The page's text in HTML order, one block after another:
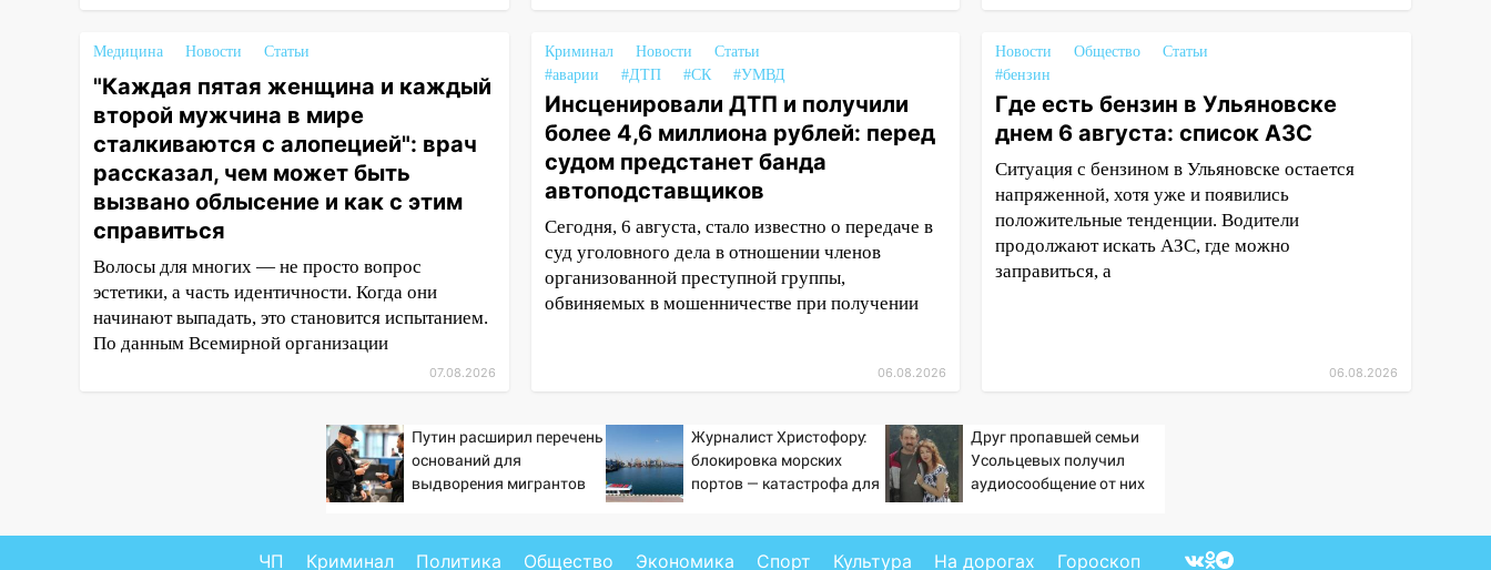
дачный дом и сарай
11:38 В Госдуме предложили
отменить ЕГЭ с 2027 года
11:25 В Ульяновске ИИ будет
выявлять нарушителей на
контейнерных площадках
11:20 Ульяновская
шахматистка Валерия
Клейменова выиграла два
золота в составе сборной мира
11:16
В Ульяновске открыли
В Ульяновске спасатели
ночью нашли потерявшегося в
заброшенных садах 79-летнего
На нескольких улицах
Медицина Новости Статьи
"Каждая пятая женщина и каждый
второй мужчина в мире
сталкиваются с алопецией": врач
рассказал, чем может быть
вызвано облысение и как с этим
справиться
Волосы для многих — не просто вопрос
эстетики, а часть идентичности. Когда они
начинают выпадать, это становится испытанием.
По данным Всемирной организации
07.08.2026
Криминал Новости
Статьи
#аварии
#ДТП #СК #УМВД
Инсценировали ДТП и получили
более 4,6 миллиона рублей: перед
судом предстанет банда
автоподставщиков
Сегодня, 6 августа, стало известно о передаче в
суд уголовного дела в отношении членов
организованной преступной группы,
обвиняемых в мошенничестве при получении
06.08.2026
Новости Общество
Статьи
#бензин
Где есть бензин в Ульяновске
днем 6 августа: список АЗС
Ситуация с бензином в Ульяновске остается
напряженной, хотя уже и появились
положительные тенденции. Водители
продолжают искать АЗС, где можно
заправиться, а
06.08.2026
Путин расширил перечень
оснований для
выдворения мигрантов
Журналист Христофору:
блокировка морских
портов — катастрофа для
Друг пропавшей семьи
Усольцевых получил
аудиосообщение от них
ЧП Криминал Политика Общество Экономика Спорт Культура На дорогах Гороскоп